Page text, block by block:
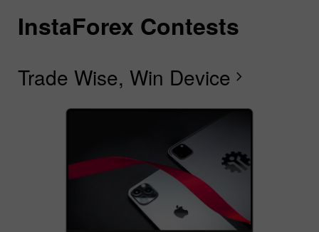
InstaForex Contests
Trade Wise, Win Device chevron_right